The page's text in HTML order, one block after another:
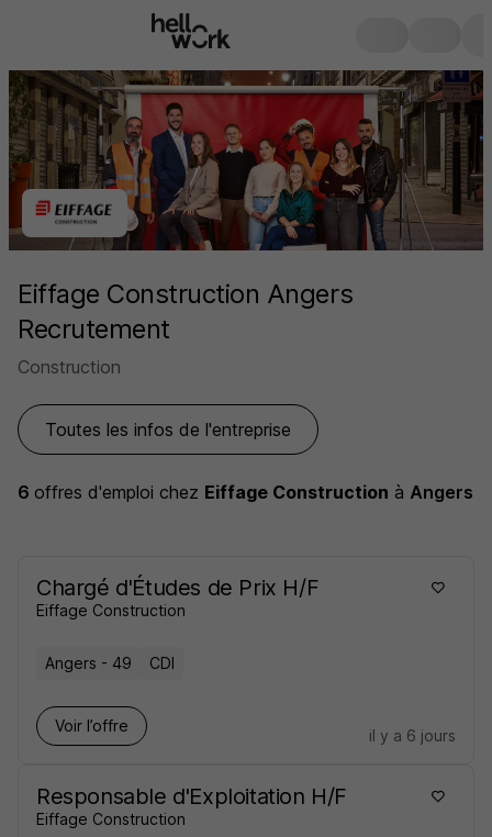
Eiffage Construction Angers
Recrutement
Construction
Toutes les infos de l'entreprise
6 offres d'emploi chez Eiffage Construction à Angers
Chargé d'Études de Prix H/F
Eiffage Construction
Angers - 49 CDI
Voir l’offre
il y a 6 jours
Responsable d'Exploitation H/F
Eiffage Construction